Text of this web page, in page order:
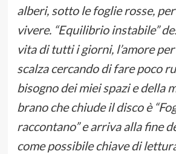
alberi, sotto le foglie rosse,
vivere. “Equilibrio instabile”
vita di tutti i giorni, l’amore
scalza cercando di fare poco
bisogno dei miei spazi e della
brano che chiude il disco è
raccontano” e arriva alla fine
come possibile chiave di